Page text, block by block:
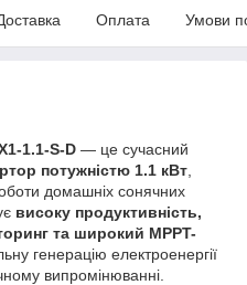
Оплата Умови
1.1-S-D — це сучасний
потужністю 1.1 кВт
домашніх сонячних
високу продуктивність,
та широкий MPPT-
генерацію електроенергії
випромінюванні.